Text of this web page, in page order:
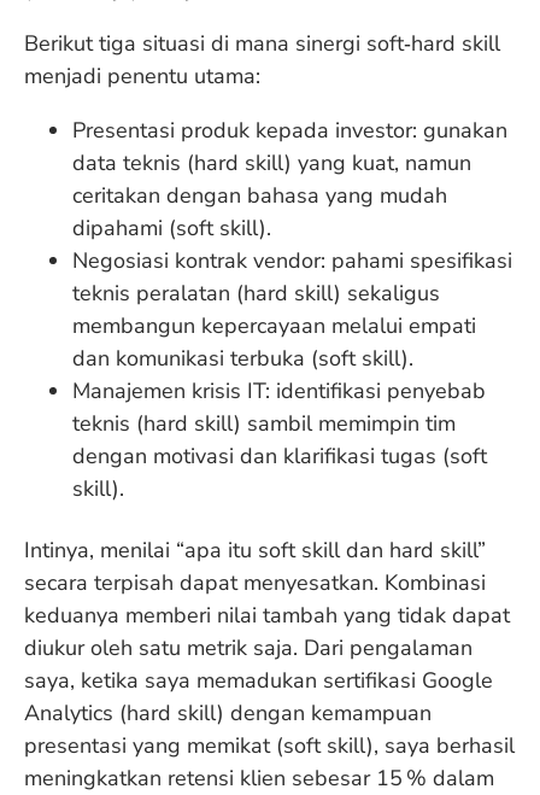
Berikut tiga situasi di mana sinergi soft‑hard skill
menjadi penentu utama:
Presentasi produk kepada investor: gunakan
data teknis (hard skill) yang kuat, namun
ceritakan dengan bahasa yang mudah
dipahami (soft skill).
Negosiasi kontrak vendor: pahami spesifikasi
teknis peralatan (hard skill) sekaligus
membangun kepercayaan melalui empati
dan komunikasi terbuka (soft skill).
Manajemen krisis IT: identifikasi penyebab
teknis (hard skill) sambil memimpin tim
dengan motivasi dan klarifikasi tugas (soft
skill).
Intinya, menilai “apa itu soft skill dan hard skill”
secara terpisah dapat menyesatkan. Kombinasi
keduanya memberi nilai tambah yang tidak dapat
diukur oleh satu metrik saja. Dari pengalaman
saya, ketika saya memadukan sertifikasi Google
Analytics (hard skill) dengan kemampuan
presentasi yang memikat (soft skill), saya berhasil
meningkatkan retensi klien sebesar 15 % dalam